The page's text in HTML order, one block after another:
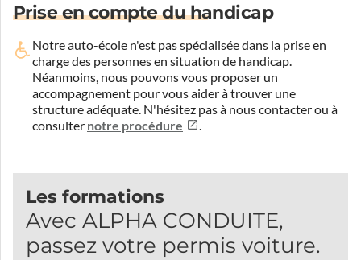
Prise en compte du handicap
Notre auto-école n'est pas spécialisée dans la prise en
charge des personnes en situation de handicap.
Néanmoins, nous pouvons vous proposer un
accompagnement pour vous aider à trouver une
structure adéquate. N'hésitez pas à nous contacter ou à
consulter notre procédure
Les formations
Avec ALPHA CONDUITE,
passez votre permis voiture.